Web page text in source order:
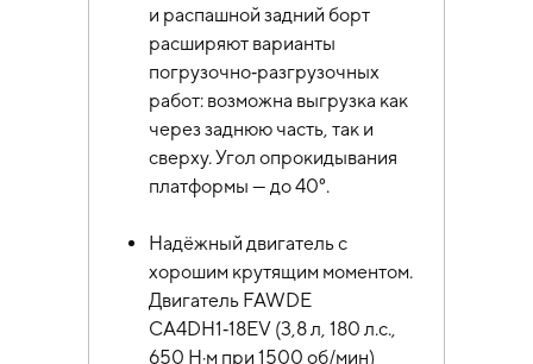
и распашной задний борт
расширяют варианты
погрузочно‑разгрузочных
работ: возможна выгрузка как
через заднюю часть, так и
сверху. Угол опрокидывания
платформы — до 40°.
Надёжный двигатель с
хорошим крутящим моментом.
Двигатель FAWDE
CA4DH1‑18EV (3,8 л, 180 л.с.,
650 Н·м при 1500 об/мин)